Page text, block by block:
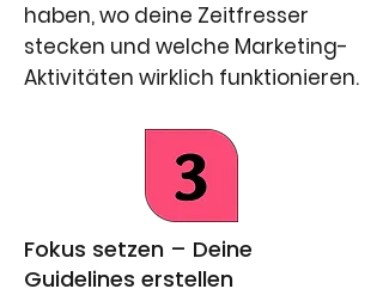
haben, wo deine Zeitfresser
stecken und welche Marketing-
Aktivitäten wirklich funktionieren.
Fokus setzen – Deine
Guidelines erstellen